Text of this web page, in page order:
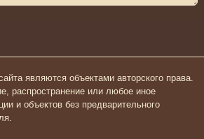
являются объектами авторского права.
распространение или любое иное
и объектов без предварительного